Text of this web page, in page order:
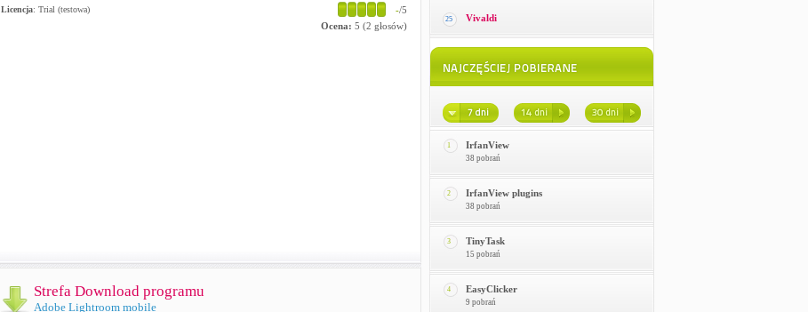
Licencja: Trial (testowa)
-/5
Ocena: 5 (2 głosów)
Strefa Download programu
Adobe Lightroom mobile
25 Vivaldi
1 IrfanView
38 pobrań
2 IrfanView plugins
38 pobrań
3 TinyTask
15 pobrań
4 EasyClicker
9 pobrań